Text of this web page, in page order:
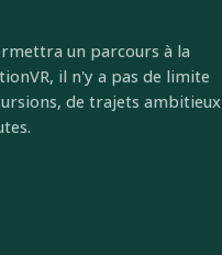
un parcours à la
il n'y a pas de limite
de trajets ambitieux